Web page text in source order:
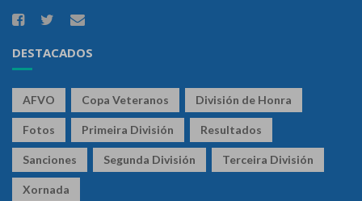
DESTACADOS
AFVO Copa Veteranos División de Honra
Fotos Primeira División Resultados
Sanciones Segunda División Terceira División
Xornada